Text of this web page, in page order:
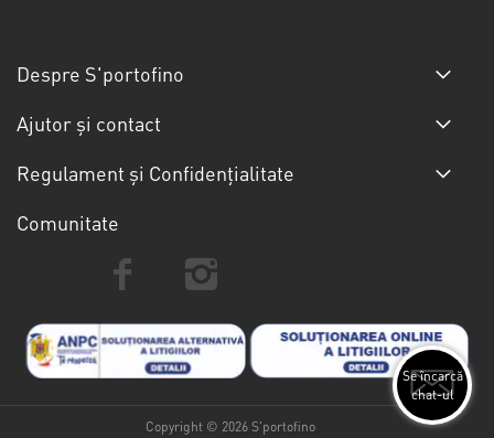
Despre S'portofino
Ajutor și contact
Regulament și Confidențialitate
Comunitate
Copyright © 2026 S'portofino
Se încarcă
chat-ul